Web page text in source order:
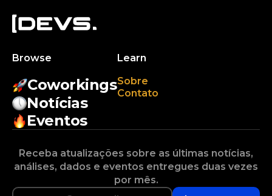
Browse
Coworkings
Notícias
Eventos
Learn
Sobre
Contato
Receba atualizações sobre as últimas notícias,
análises, dados e eventos entregues duas vezes
por mês.